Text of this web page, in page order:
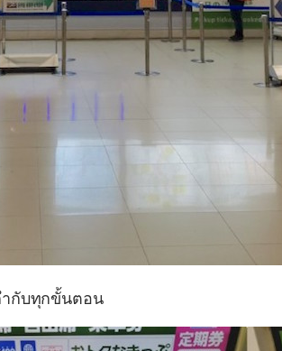
ำกับทุกขั้นตอน